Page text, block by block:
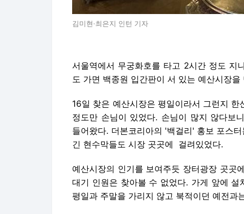
김미현·최은지 인턴 기자
서울역에서 무궁화호를 타고 2시간 정도 지
도 가면 백종원 입간판이 서 있는 예산시장을
16일 찾은 예산시장은 평일이라서 그런지
정도만 손님이 있었다. 손님이 많지 않다보
들어왔다. 더본코리아의 '백걸리' 홍보 포스
긴 현수막들도 시장 곳곳에 걸려있었다.
예산시장의 인기를 보여주듯 장터광장 곳곳
대기 인원은 찾아볼 수 없었다. 가게 앞에
평일과 주말을 가리지 않고 북적이던 예전과